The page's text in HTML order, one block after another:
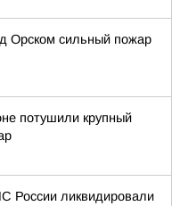
Орском сильный пожар
потушили крупный
России ликвидировали